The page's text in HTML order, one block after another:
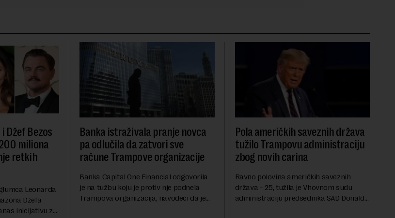
Džef Bezos
miliona
retkih
Leonarda
Džefa
inicijativu za
Banka istraživala pranje novca
pa odlučila da zatvori sve
račune Trampove organizacije
Banka Capital One Financial odgovorila
je na tužbu koju je protiv nje podnela
Trampova organizacija, navodeći da je
Pola američkih saveznih država
tužilo Trampovu administraciju
zbog novih carina
Ravno polovina američkih saveznih
država - 25, tužila je Vhovnom sudu
administraciju predsednika SAD Donalda